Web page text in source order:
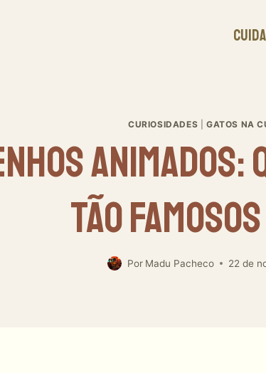
CURIOSIDADES |GATOS NA
Tão
Por Madu Pacheco 22 de